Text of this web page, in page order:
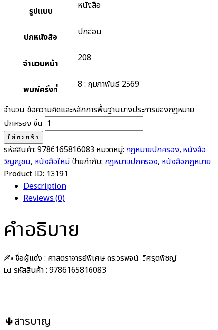
รูปแบบ หนังสือ
ปกหนังสือ ปกอ่อน
จำนวนหน้า 208
พิมพ์ครั้งที่ 8 : กุมภาพันธ์ 2569
จำนวน ข้อความคิดและหลักการพื้นฐานบางประการของกฎหมาย
ปกครอง ชิ้น
ใส่ตะกร้า
รหัสสินค้า: 9786165816083 หมวดหมู่: กฎหมายปกครอง, หนังสือ
วิญญูชน, หนังสือใหม่ ป้ายกำกับ: กฎหมายปกครอง, หนังสือกฏหมาย
Product ID: 13191
Description
Reviews (0)
คำอธิบาย
✍️ ชื่อผู้แต่ง : ศาสตราจารย์พิเศษ ดร.วรพจน์ วิศรุตพิชญ์
📖 รหัสสินค้า : 9786165816083
🌵สารบาญ